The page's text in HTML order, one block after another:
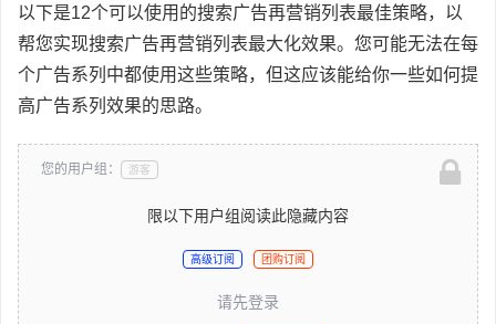
以下是12个可以使用的搜索广告再营销列表最佳策略，以
帮您实现搜索广告再营销列表最大化效果。您可能无法在每
个广告系列中都使用这些策略，但这应该能给你一些如何提
高广告系列效果的思路。
您的用户组： 游客
限以下用户组阅读此隐藏内容
高级订阅 团购订阅
请先登录